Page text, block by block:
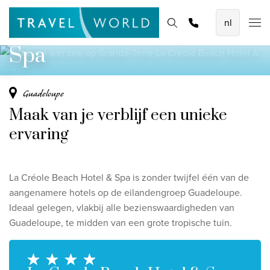
De mooiste vliegvakanties
Baoase Luxury Resort Curaçao
Lux* Grand Baie Resort Mauritius
Bekijk alle vliegvakanties
Unieke rondreizen
8-daagse Emiraten Ontdekkingsreis
Fly & Drive - Kleuren van Yucatan
Ontdekking Sri Lanka
Bekijk alle rondreizen
Homepage Bestemmingen Thema's Promoties
Offerte aanvragen
4 sterren aan zee op Grande-Terre
La Creole Beach Hotel &
Spa
Guadeloupe
Maak van je verblijf een unieke
ervaring
La Créole Beach Hotel & Spa is zonder twijfel één van de
aangenamere hotels op de eilandengroep Guadeloupe.
Ideaal gelegen, vlakbij alle bezienswaardigheden van
Guadeloupe, te midden van een grote tropische tuin.